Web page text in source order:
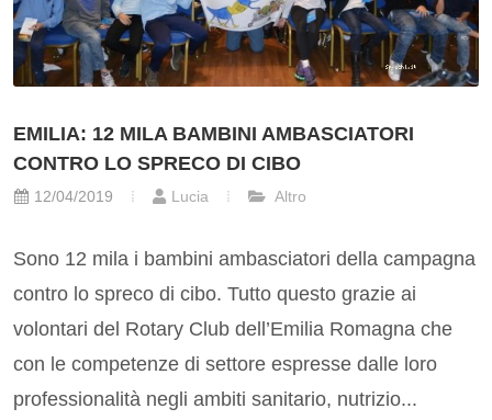
EMILIA: 12 MILA BAMBINI AMBASCIATORI
CONTRO LO SPRECO DI CIBO
12/04/2019 Lucia Altro
Sono 12 mila i bambini ambasciatori della campagna
contro lo spreco di cibo. Tutto questo grazie ai
volontari del Rotary Club dell’Emilia Romagna che
con le competenze di settore espresse dalle loro
professionalità negli ambiti sanitario, nutrizio...